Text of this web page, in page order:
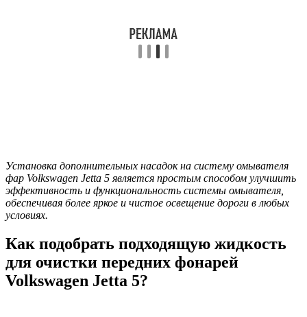
Установка дополнительных насадок на систему омывателя
фар Volkswagen Jetta 5 является простым способом улучшить
эффективность и функциональность системы омывателя,
обеспечивая более яркое и чистое освещение дороги в любых
условиях.
Как подобрать подходящую жидкость
для очистки передних фонарей
Volkswagen Jetta 5?